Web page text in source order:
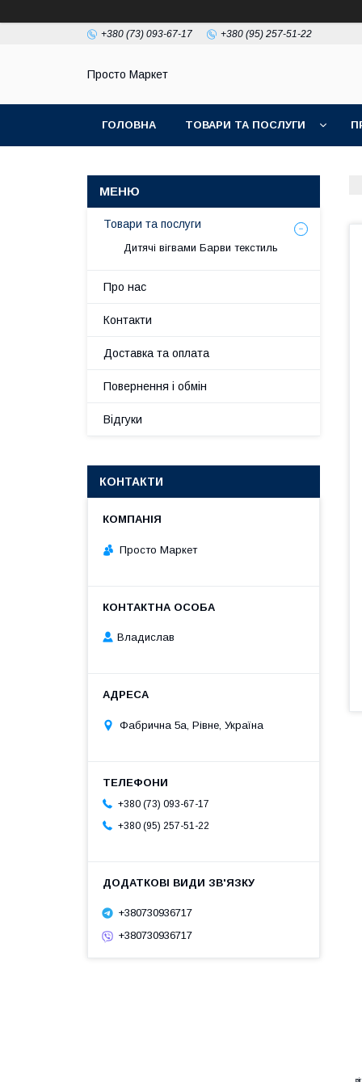
+380 (73) 093-67-17 +380 (95) 257-51-22
Просто Маркет
ГОЛОВНА ТОВАРИ ТА ПОСЛУГИ
Товари та послуги
Дитячі вігвами Барви текстиль
Про нас
Контакти
Доставка та оплата
Повернення і обмін
Відгуки
КОНТАКТИ
Просто Маркет
Владислав
Фабрична 5а, Рівне, Україна
+380 (73) 093-67-17
+380 (95) 257-51-22
+380730936717
+380730936717